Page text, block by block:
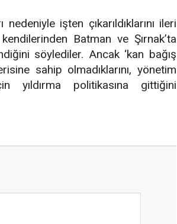
işten çıkarıldıklarını ileri
Batman ve Şırnak’ta
söylediler. Ancak ‘kan bağış
sahip olmadıklarını, yönetim
yıldırma politikasına gittiğini